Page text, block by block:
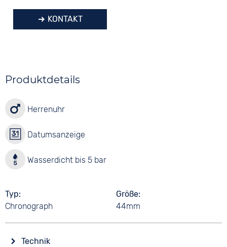
KONTAKT
Produktdetails
Herrenuhr
Datumsanzeige
Wasserdicht bis 5 bar
Typ
Chronograph
Größe
44mm
Technik